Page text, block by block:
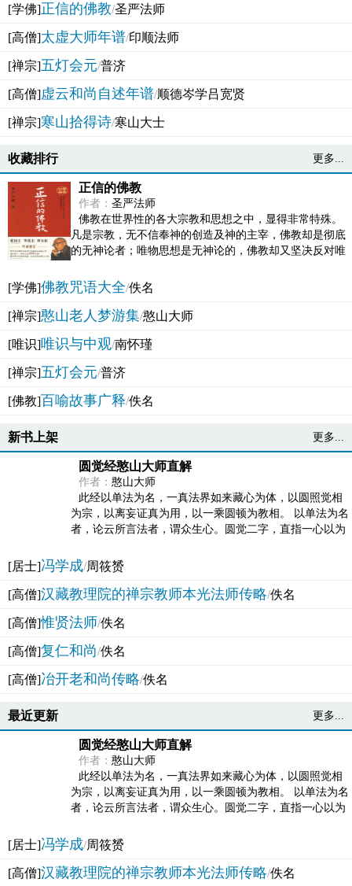
[学佛]正信的佛教/圣严法师
[高僧]太虚大师年谱/印顺法师
[禅宗]五灯会元/普济
[高僧]虚云和尚自述年谱/顺德岑学吕宽贤
[禅宗]寒山拾得诗/寒山大士
收藏排行 更多...
正信的佛教
作者： 圣严法师
佛教在世界性的各大宗教和思想之中，显得非常特殊。
凡是宗教，无不信奉神的创造及神的主宰，佛教却是彻底
的无神论者；唯物思想是无神论的，佛教却又坚决反对唯
[学佛]佛教咒语大全/佚名
[禅宗]憨山老人梦游集/憨山大师
[唯识]唯识与中观/南怀瑾
[禅宗]五灯会元/普济
[佛教]百喻故事广释/佚名
新书上架 更多...
圆觉经憨山大师直解
作者： 憨山大师
此经以单法为名，一真法界如来藏心为体，以圆照觉相
为宗，以离妄证真为用，以一乘圆顿为教相。 以单法为名
者，论云所言法者，谓众生心。圆觉二字，直指一心以为
[居士]冯学成/周筱赟
[高僧]汉藏教理院的禅宗教师本光法师传略/佚名
[高僧]惟贤法师/佚名
[高僧]复仁和尚/佚名
[高僧]冶开老和尚传略/佚名
最近更新 更多...
圆觉经憨山大师直解
作者： 憨山大师
此经以单法为名，一真法界如来藏心为体，以圆照觉相
为宗，以离妄证真为用，以一乘圆顿为教相。 以单法为名
者，论云所言法者，谓众生心。圆觉二字，直指一心以为
[居士]冯学成/周筱赟
[高僧]汉藏教理院的禅宗教师本光法师传略/佚名